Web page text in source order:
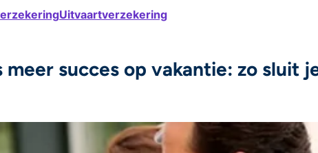
Uitvaartverzekering
meer succes op vakantie: zo sluit